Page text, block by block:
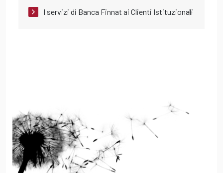
I servizi di Banca Finnat ai Clienti Istituzionali